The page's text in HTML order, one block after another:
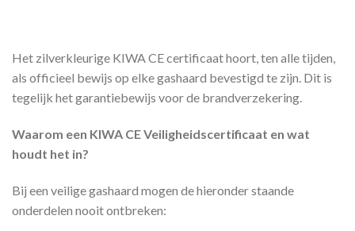
Het zilverkleurige KIWA CE certificaat hoort, ten alle tijden,
als officieel bewijs op elke gashaard bevestigd te zijn. Dit is
tegelijk het garantiebewijs voor de brandverzekering.
Waarom een KIWA CE Veiligheidscertificaat en wat
houdt het in?
Bij een veilige gashaard mogen de hieronder staande
onderdelen nooit ontbreken: